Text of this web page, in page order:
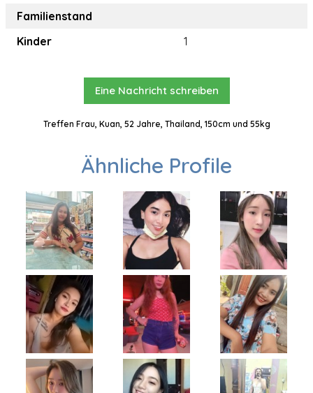
Familienstand
Kinder
1
Eine Nachricht schreiben
Treffen Frau, Kuan, 52 Jahre, Thailand, 150cm und 55kg
Ähnliche Profile